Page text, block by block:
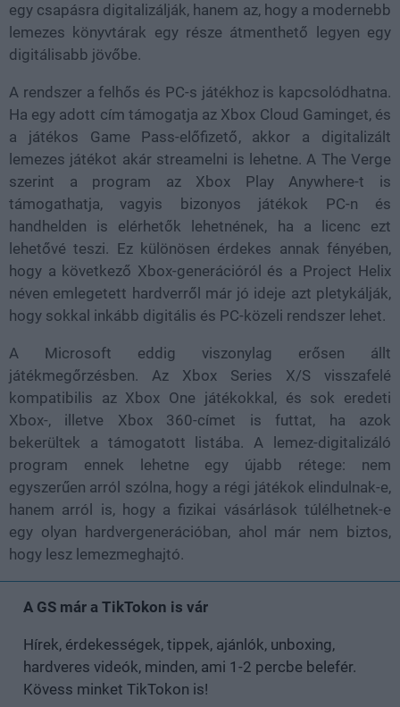
egy csapásra digitalizálják, hanem az, hogy a modernebb
lemezes könyvtárak egy része átmenthető legyen egy
digitálisabb jövőbe.
A rendszer a felhős és PC-s játékhoz is kapcsolódhatna.
Ha egy adott cím támogatja az Xbox Cloud Gaminget, és
a játékos Game Pass-előfizető, akkor a digitalizált
lemezes játékot akár streamelni is lehetne. A The Verge
szerint a program az Xbox Play Anywhere-t is
támogathatja, vagyis bizonyos játékok PC-n és
handhelden is elérhetők lehetnének, ha a licenc ezt
lehetővé teszi. Ez különösen érdekes annak fényében,
hogy a következő Xbox-generációról és a Project Helix
néven emlegetett hardverről már jó ideje azt pletykálják,
hogy sokkal inkább digitális és PC-közeli rendszer lehet.
A Microsoft eddig viszonylag erősen állt
játékmegőrzésben. Az Xbox Series X/S visszafelé
kompatibilis az Xbox One játékokkal, és sok eredeti
Xbox-, illetve Xbox 360-címet is futtat, ha azok
bekerültek a támogatott listába. A lemez-digitalizáló
program ennek lehetne egy újabb rétege: nem
egyszerűen arról szólna, hogy a régi játékok elindulnak-e,
hanem arról is, hogy a fizikai vásárlások túlélhetnek-e
egy olyan hardvergenerációban, ahol már nem biztos,
hogy lesz lemezmeghajtó.
A GS már a TikTokon is vár
Hírek, érdekességek, tippek, ajánlók, unboxing,
hardveres videók, minden, ami 1-2 percbe belefér.
Kövess minket TikTokon is!